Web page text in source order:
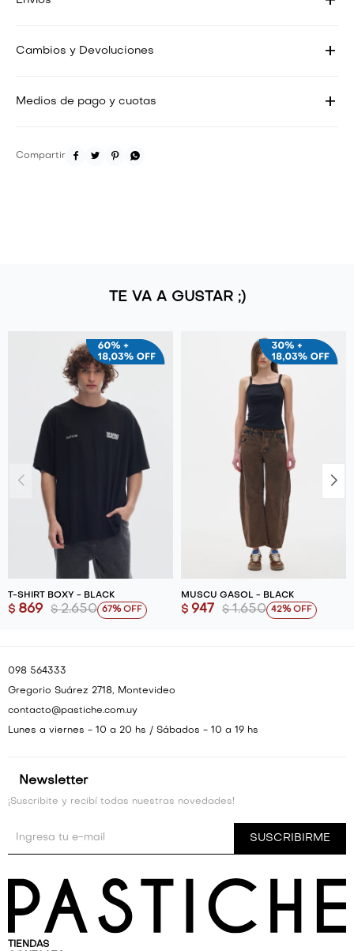
Cambios y Devoluciones
Medios de pago y cuotas
   
TE VA A GUSTAR ;)
T-SHIRT BOXY - BLACK
$ 869 $ 2.650 67
MUSCU GASOL - BLACK
$ 947 $ 1.650 42
Newsletter
¡Suscribite y recibí todas nuestras novedades!
SUSCRIBIRME
098 564333
Gregorio Suárez 2718, Montevideo
contacto@pastiche.com.uy
Lunes a viernes - 10 a 20 hs / Sábados - 10 a 19 hs
TIENDAS